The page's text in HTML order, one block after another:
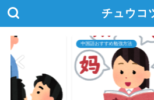
チュウコ
中国語おすすめ勉強方法